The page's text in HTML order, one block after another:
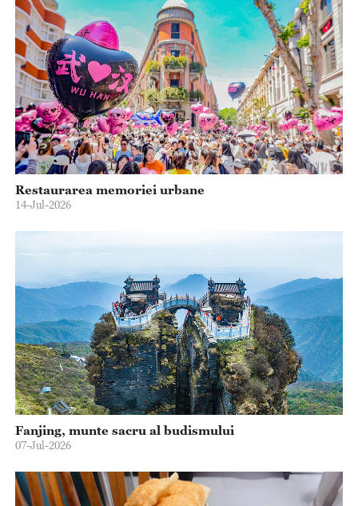
Restaurarea memoriei urbane
14-Jul-2026
Fanjing, munte sacru al budismului
07-Jul-2026